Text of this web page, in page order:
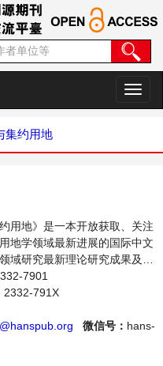
切
换
集约用地
约用地》是一本开放获取、关注
地学领域最新进展的国际中文
域研究最新理论研究成果及其
践中的应用成果，主要刊登城
学方面的学术论文、成果报道
术，集学术性、思想性、实践
给世界范围内的科学家、学
供一个传播、分享和讨论城镇
7901
2332-791X
微信号： hans-